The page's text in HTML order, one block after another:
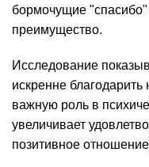
бормочущие
преимущество.
Исследование
искренне
важную роль в
увеличивает
позитивное